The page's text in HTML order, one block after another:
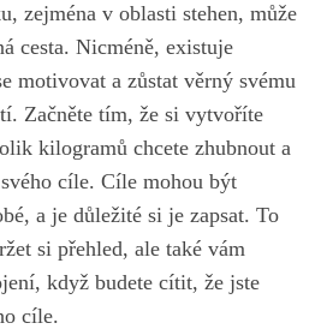
zejména v oblasti stehen, může
‍cesta. Nicméně, ‍existuje
motivovat a zůstat věrný svému
Začněte tím, že si vytvoříte
kilogramů chcete zhubnout a
cíle.‌ Cíle mohou ⁢být
a⁤ je důležité si je‌ zapsat. To‌
si ⁤přehled, ale také​ vám‍
když budete cítit, že jste
cíle.